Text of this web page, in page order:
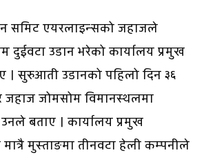
समिट एयरलाइन्सको जहाजले
दुईवटा उडान भरेको कार्यालय प्रमुख
सुरुआती उडानको पहिलो दिन ३६
जहाज जोमसोम विमानस्थलमा
बताए । कार्यालय प्रमुख
मुस्ताङमा तीनवटा हेली कम्पनीले